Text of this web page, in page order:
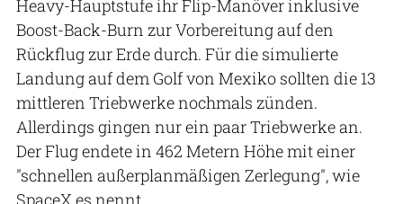
Heavy-Hauptstufe ihr Flip-Manöver inklusive
Boost-Back-Burn zur Vorbereitung auf den
Rückflug zur Erde durch. Für die simulierte
Landung auf dem Golf von Mexiko sollten die 13
mittleren Triebwerke nochmals zünden.
Allerdings gingen nur ein paar Triebwerke an.
Der Flug endete in 462 Metern Höhe mit einer
"schnellen außerplanmäßigen Zerlegung", wie
SpaceX es nennt.